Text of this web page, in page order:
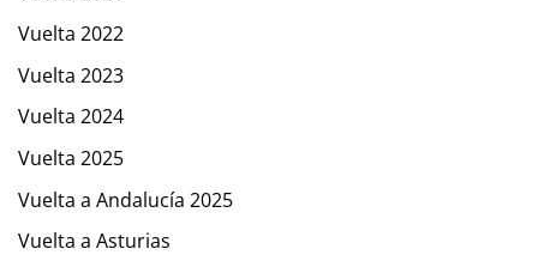
Vuelta 2022
Vuelta 2023
Vuelta 2024
Vuelta 2025
Vuelta a Andalucía 2025
Vuelta a Asturias